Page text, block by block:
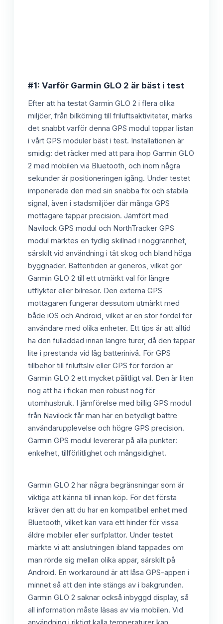
#1: Varför Garmin GLO 2 är bäst i test
Efter att ha testat Garmin GLO 2 i flera olika
miljöer, från bilkörning till friluftsaktiviteter, märks
det snabbt varför denna GPS modul toppar listan
i vårt GPS moduler bäst i test. Installationen är
smidig: det räcker med att para ihop Garmin GLO
2 med mobilen via Bluetooth, och inom några
sekunder är positioneringen igång. Under testet
imponerade den med sin snabba fix och stabila
signal, även i stadsmiljöer där många GPS
mottagare tappar precision. Jämfört med
Navilock GPS modul och NorthTracker GPS
modul märktes en tydlig skillnad i noggrannhet,
särskilt vid användning i tät skog och bland höga
byggnader. Batteritiden är generös, vilket gör
Garmin GLO 2 till ett utmärkt val för längre
utflykter eller bilresor. Den externa GPS
mottagaren fungerar dessutom utmärkt med
både iOS och Android, vilket är en stor fördel för
användare med olika enheter. Ett tips är att alltid
ha den fulladdad innan längre turer, då den tappar
lite i prestanda vid låg batterinivå. För GPS
tillbehör till friluftsliv eller GPS för fordon är
Garmin GLO 2 ett mycket pålitligt val. Den är liten
nog att ha i fickan men robust nog för
utomhusbruk. I jämförelse med billig GPS modul
från Navilock får man här en betydligt bättre
användarupplevelse och högre GPS precision.
Garmin GPS modul levererar på alla punkter:
enkelhet, tillförlitlighet och mångsidighet.
Garmin GLO 2 har några begränsningar som är
viktiga att känna till innan köp. För det första
kräver den att du har en kompatibel enhet med
Bluetooth, vilket kan vara ett hinder för vissa
äldre mobiler eller surfplattor. Under testet
märkte vi att anslutningen ibland tappades om
man rörde sig mellan olika appar, särskilt på
Android. En workaround är att låsa GPS-appen i
minnet så att den inte stängs av i bakgrunden.
Garmin GLO 2 saknar också inbyggd display, så
all information måste läsas av via mobilen. Vid